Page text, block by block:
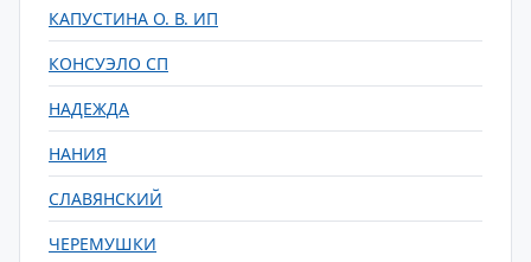
КАПУСТИНА О. В. ИП
КОНСУЭЛО СП
НАДЕЖДА
НАНИЯ
СЛАВЯНСКИЙ
ЧЕРЕМУШКИ